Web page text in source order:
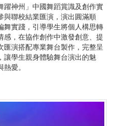
躍神州」中國舞蹈賞識及創作實
與聯校結業匯演，演出圓滿順
舞實踐，引導學生將個人構思轉
感，在協作創作中激發創意、提
匯演搭配專業舞台製作，完整呈
讓學生親身體驗舞台演出的魅
愛。